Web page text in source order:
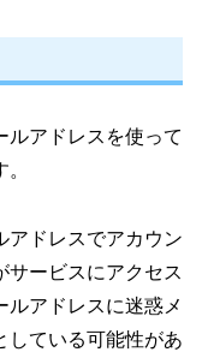
ルアドレスを使って
アドレスでアカウン
サービスにアクセス
ルアドレスに迷惑メ
している可能性があ